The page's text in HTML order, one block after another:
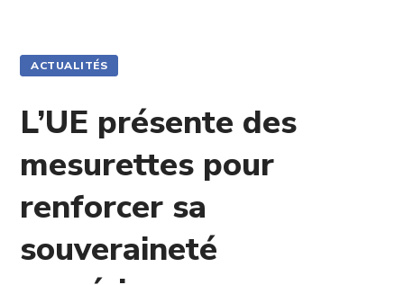
ACTUALITÉS
L’UE présente des
mesurettes pour
renforcer sa
souveraineté